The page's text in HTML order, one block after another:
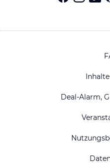
Deal-Alarm,